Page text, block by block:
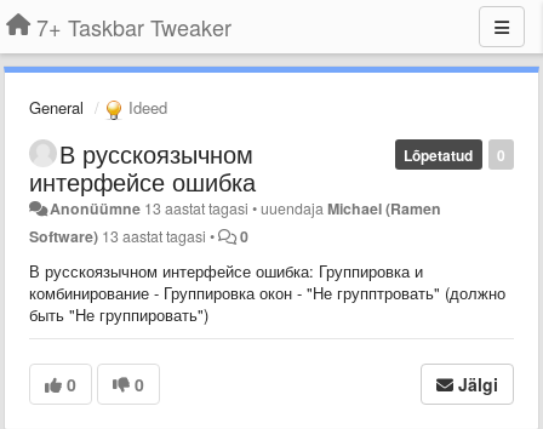
7+ Taskbar Tweaker
General Ideed
0
Lõpetatud
В русскоязычном
интерфейсе ошибка
Anonüümne 13 aastat tagasi •uuendajaMichael (Ramen
Software) 13 aastat tagasi • 0
В русскоязычном интерфейсе ошибка: Группировка и
комбинирование - Группировка окон - "Не групптровать" (должно
быть "Не группировать")
0 0 Jälgi